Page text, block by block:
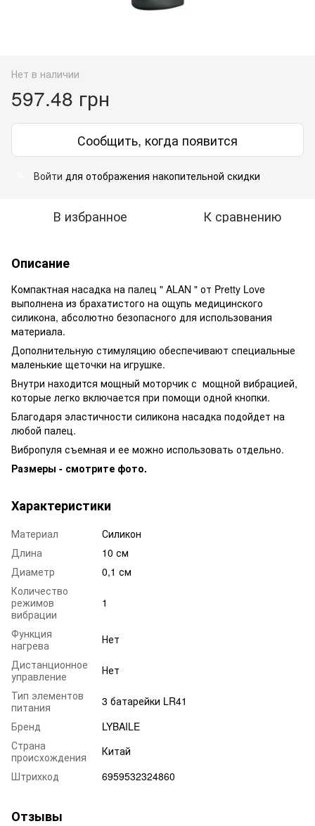
Нет в наличии
597.48 грн
Сообщить, когда появится
Войти для отображения накопительной скидки
В избранное К сравнению
Описание
Компактная насадка на палец " ALAN " от Pretty Love
выполнена из брахатистого на ощупь медицинского
силикона, абсолютно безопасного для использования
материала.
Дополнительную стимуляцию обеспечивают специальные
маленькие щеточки на игрушке.
Внутри находится мощный моторчик с мощной вибрацией,
которые легко включается при помощи одной кнопки.
Благодаря эластичности силикона насадка подойдет на
любой палец.
Вибропуля съемная и ее можно использовать отдельно.
Размеры - смотрите фото.
Характеристики
Материал
Силикон
Длина
10 см
Диаметр
0,1 см
Количество
режимов
вибрации
1
Функция
нагрева
Нет
Дистанционное
управление
Нет
Тип элементов
питания
3 батарейки LR41
Бренд
LYBAILE
Страна
происхождения
Китай
Штрихкод
6959532324860
Отзывы